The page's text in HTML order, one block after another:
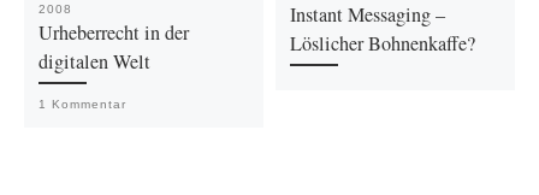
2008
Urheberrecht in der
digitalen Welt
1 Kommentar
Instant Messaging –
Löslicher Bohnenkaffe?